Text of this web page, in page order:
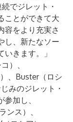
でジレット・
ことができて大
容をより充実さ
し、新たなソー
きます。」
）、
、 Buster（ロシ
みのジレット・
加し、
ンス）、